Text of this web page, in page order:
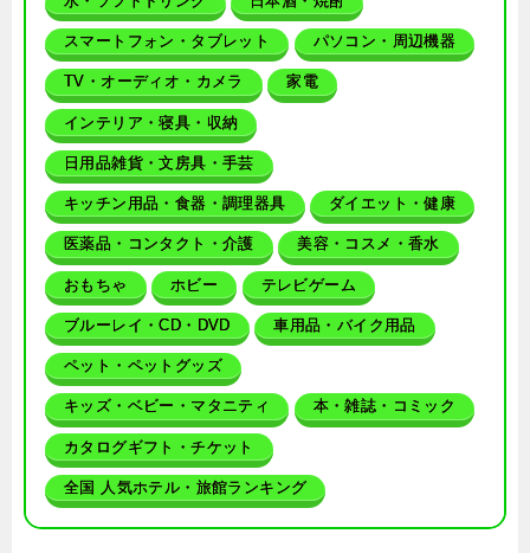
スマートフォン・タブレット パソコン・周辺機器
TV・オーディオ・カメラ 家電
インテリア・寝具・収納
日用品雑貨・文房具・手芸
キッチン用品・食器・調理器具 ダイエット・健康
医薬品・コンタクト・介護 美容・コスメ・香水
おもちゃ ホビー テレビゲーム
ブルーレイ・CD・DVD 車用品・バイク用品
ペット・ペットグッズ
キッズ・ベビー・マタニティ 本・雑誌・コミック
カタログギフト・チケット
全国 人気ホテル・旅館ランキング